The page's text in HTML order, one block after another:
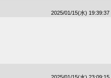
2025/01/15(水) 19:39:37